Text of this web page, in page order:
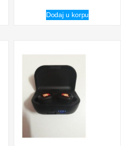
Dodaj u korpu